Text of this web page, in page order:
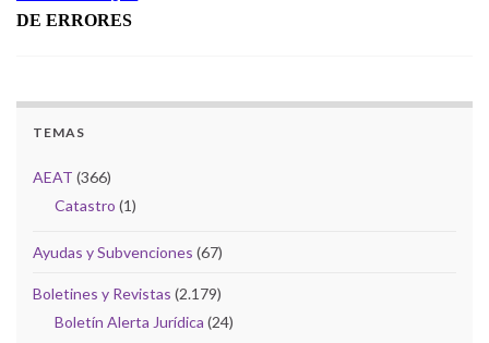
DE ERRORES
TEMAS
AEAT (366)
Catastro (1)
Ayudas y Subvenciones (67)
Boletines y Revistas (2.179)
Boletín Alerta Jurídica (24)